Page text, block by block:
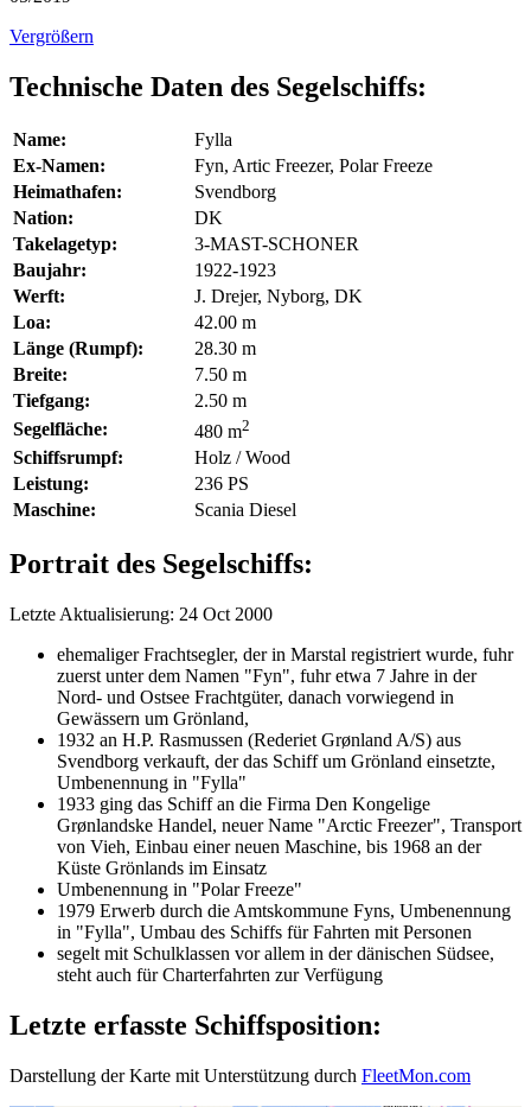
Vergrößern
Technische Daten des Segelschiffs:
Name:
Fylla
Ex-Namen:
Fyn, Artic Freezer, Polar Freeze
Heimathafen:
Svendborg
Nation:
DK
Takelagetyp:
3-MAST-SCHONER
Baujahr:
1922-1923
Werft:
J. Drejer, Nyborg, DK
Loa:
42.00 m
Länge (Rumpf):
28.30 m
Breite:
7.50 m
Tiefgang:
2.50 m
Segelfläche:
480 m2
Schiffsrumpf:
Holz / Wood
Leistung:
236 PS
Maschine:
Scania Diesel
Portrait des Segelschiffs:
Letzte Aktualisierung: 24 Oct 2000
ehemaliger Frachtsegler, der in Marstal registriert wurde, fuhr
zuerst unter dem Namen "Fyn", fuhr etwa 7 Jahre in der
Nord- und Ostsee Frachtgüter, danach vorwiegend in
Gewässern um Grönland,
1932 an H.P. Rasmussen (Rederiet Grønland A/S) aus
Svendborg verkauft, der das Schiff um Grönland einsetzte,
Umbenennung in "Fylla"
1933 ging das Schiff an die Firma Den Kongelige
Grønlandske Handel, neuer Name "Arctic Freezer", Transport
von Vieh, Einbau einer neuen Maschine, bis 1968 an der
Küste Grönlands im Einsatz
Umbenennung in "Polar Freeze"
1979 Erwerb durch die Amtskommune Fyns, Umbenennung
in "Fylla", Umbau des Schiffs für Fahrten mit Personen
segelt mit Schulklassen vor allem in der dänischen Südsee,
steht auch für Charterfahrten zur Verfügung
Letzte erfasste Schiffsposition:
Darstellung der Karte mit Unterstützung durch FleetMon.com